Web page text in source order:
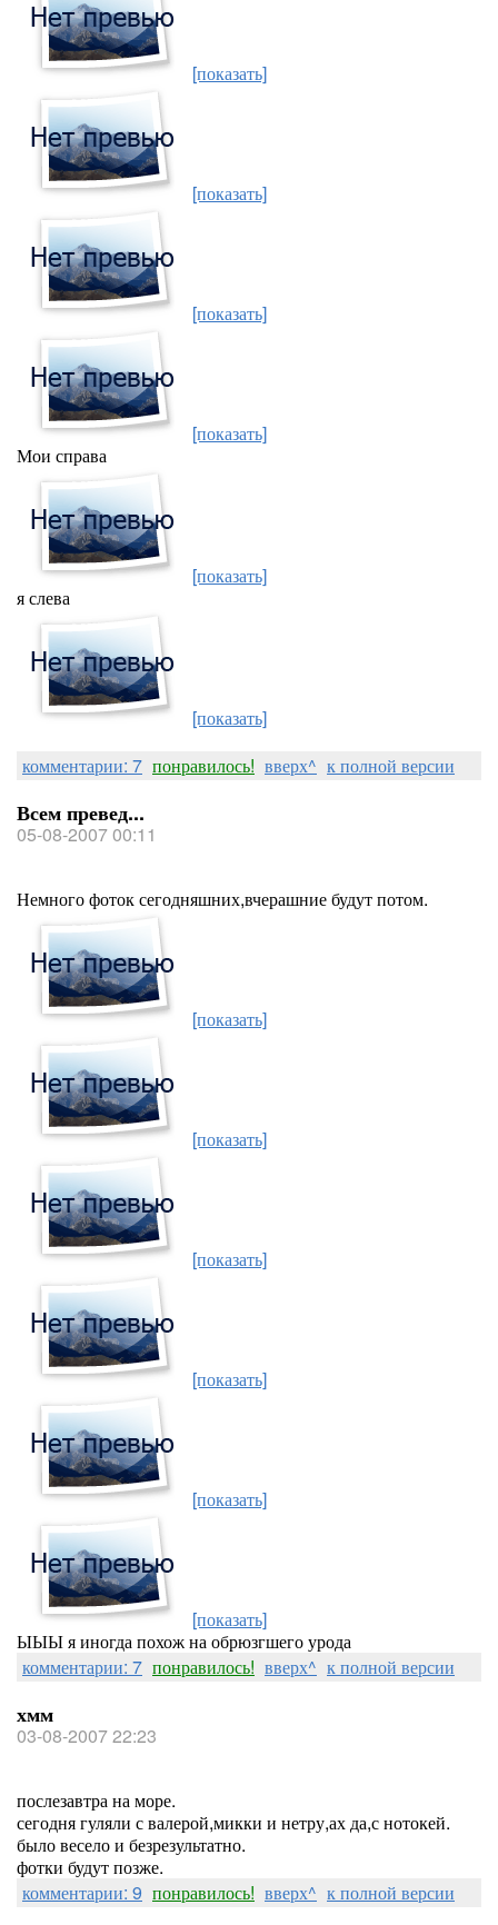
[показать]
[показать]
[показать]
[показать]
Мои справа
[показать]
я слева
[показать]
комментарии: 7 понравилось! вверх^ к полной версии
Всем превед...
05-08-2007 00:11
Немного фоток сегодняшних,вчерашние будут потом.
[показать]
[показать]
[показать]
[показать]
[показать]
[показать]
ЫЫЫ я иногда похож на обрюзгшего урода
комментарии: 7 понравилось! вверх^ к полной версии
хмм
03-08-2007 22:23
послезавтра на море.
сегодня гуляли с валерой,микки и нетру,ах да,с нотокей.
было весело и безрезультатно.
фотки будут позже.
комментарии: 9 понравилось! вверх^ к полной версии